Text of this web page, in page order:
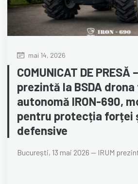
mai 14, 2026
COMUNICAT DE PRESĂ
prezintă la BSDA
autonomă IRON-690,
pentru protecția forței
defensive
București, 13 mai 2026 — IRUM